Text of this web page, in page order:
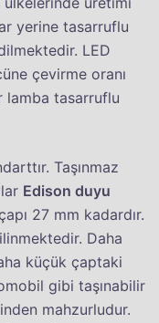
yerine tasarruflu
LED
çevirme oranı
lamba tasarruflu
Taşınmaz
Edison duyu
27 mm kadardır.
Daha
küçük çaptaki
gibi taşınabilir
mahzurludur.